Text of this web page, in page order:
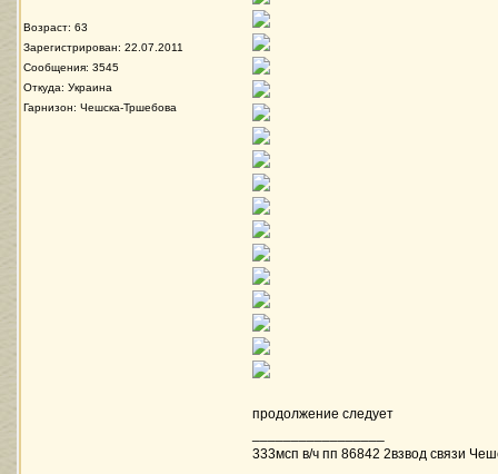
Возраст: 63
Зарегистрирован: 22.07.2011
Сообщения: 3545
Откуда: Украина
Гарнизон: Чешска-Тршебова
продолжение следует
333мсп в/ч пп 86842 2взвод связи